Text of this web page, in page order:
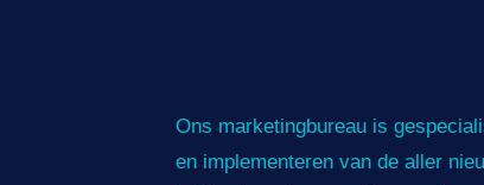
Ons marketingbureau is
en implementeren van de aller